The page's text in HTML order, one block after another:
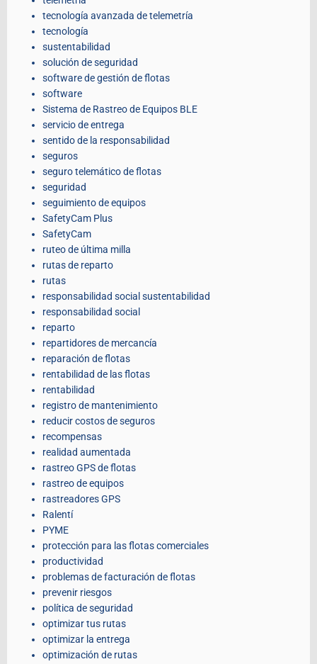
tecnología avanzada de telemetría
tecnología
sustentabilidad
solución de seguridad
software de gestión de flotas
software
Sistema de Rastreo de Equipos BLE
servicio de entrega
sentido de la responsabilidad
seguros
seguro telemático de flotas
seguridad
seguimiento de equipos
SafetyCam Plus
SafetyCam
ruteo de última milla
rutas de reparto
rutas
responsabilidad social sustentabilidad
responsabilidad social
reparto
repartidores de mercancía
reparación de flotas
rentabilidad de las flotas
rentabilidad
registro de mantenimiento
reducir costos de seguros
recompensas
realidad aumentada
rastreo GPS de flotas
rastreo de equipos
rastreadores GPS
Ralentí
PYME
protección para las flotas comerciales
productividad
problemas de facturación de flotas
prevenir riesgos
política de seguridad
optimizar tus rutas
optimizar la entrega
optimización de rutas